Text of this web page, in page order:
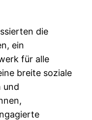
die
ein
für alle
breite soziale
und